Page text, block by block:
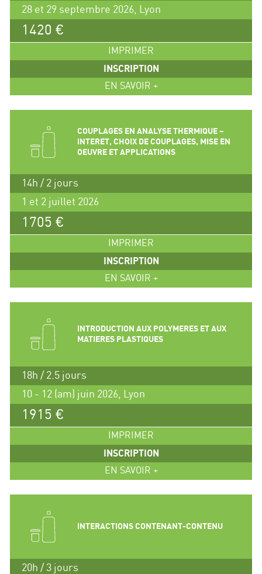
28 et 29 septembre 2026, Lyon
1420 €
IMPRIMER
INSCRIPTION
EN SAVOIR +
COUPLAGES EN ANALYSE THERMIQUE –
INTERET, CHOIX DE COUPLAGES, MISE EN
OEUVRE ET APPLICATIONS
14h / 2 jours
1 et 2 juillet 2026
1705 €
IMPRIMER
INSCRIPTION
EN SAVOIR +
INTRODUCTION AUX POLYMERES ET AUX
MATIERES PLASTIQUES
18h / 2.5 jours
10 - 12 (am) juin 2026, Lyon
1915 €
IMPRIMER
INSCRIPTION
EN SAVOIR +
INTERACTIONS CONTENANT-CONTENU
20h / 3 jours